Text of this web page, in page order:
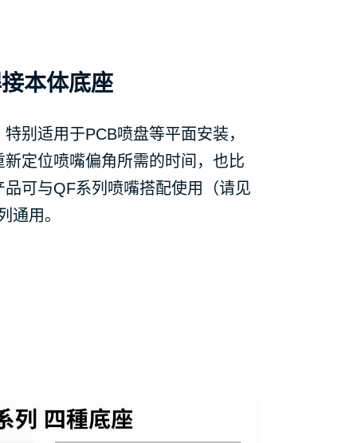
本体底座
别适用于PCB喷盘等平面安装，
定位喷嘴偏角所需的时间，也比
可与QF系列喷嘴搭配使用（请见
通用。